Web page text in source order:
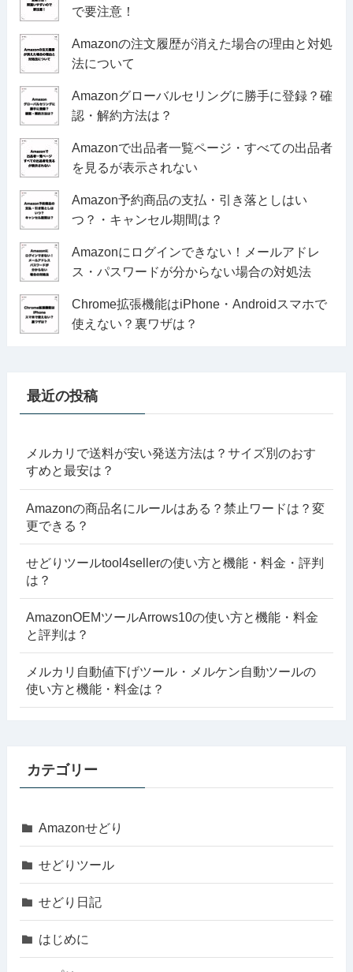
で要注意！
Amazonの注文履歴が消えた場合の理由と対処
法について
Amazonグローバルセリングに勝手に登録？確
認・解約方法は？
Amazonで出品者一覧ページ・すべての出品者
を見るが表示されない
Amazon予約商品の支払・引き落としはい
つ？・キャンセル期間は？
Amazonにログインできない！メールアドレ
ス・パスワードが分からない場合の対処法
Chrome拡張機能はiPhone・Androidスマホで
使えない？裏ワザは？
最近の投稿
メルカリで送料が安い発送方法は？サイズ別のおす
すめと最安は？
Amazonの商品名にルールはある？禁止ワードは？変
更できる？
せどりツールtool4sellerの使い方と機能・料金・評判
は？
AmazonOEMツールArrows10の使い方と機能・料金
と評判は？
メルカリ自動値下げツール・メルケン自動ツールの
使い方と機能・料金は？
カテゴリー
Amazonせどり
せどりツール
せどり日記
はじめに